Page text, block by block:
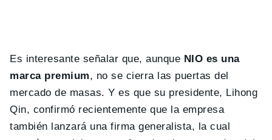
Es interesante señalar que, aunque NIO es una
marca premium, no se cierra las puertas del
mercado de masas. Y es que su presidente, Lihong
Qin, confirmó recientemente que la empresa
también lanzará una firma generalista, la cual